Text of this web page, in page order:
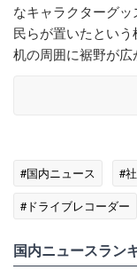
なキャラクターグ
民らが置いたという
机の周囲に裾野が広
#国内ニュース #
#ドライブレコーダー
国内ニュースラン